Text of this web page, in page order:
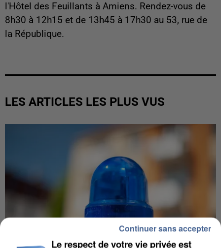
l'Hôtel des Feuillants à Amiens. Rendez-vous de
8h30 à 12h15 et de 13h45 à 17h30 au 53, rue de
la République.
LES ARTICLES LES PLUS VUS
Le respect de votre vie privée est
Continuer sans accepter